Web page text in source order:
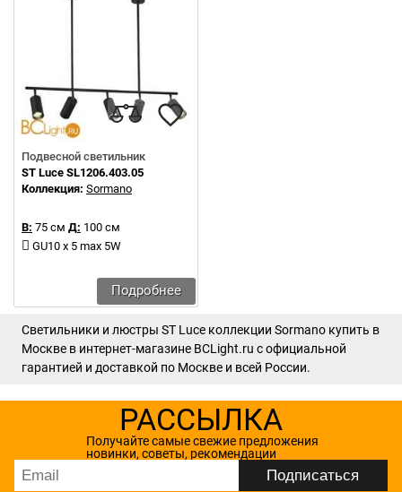
Подвесной светильник
ST Luce SL1206.403.05
Коллекция: Sormano
В: 75 см Д: 100 см
GU10 x 5 max 5W
Подробнее
Светильники и люстры ST Luce коллекции Sormano купить в
Москве в интернет-магазине BCLight.ru с официальной
гарантией и доставкой по Москве и всей России.
РАССЫЛКА
Получайте самые свежие предложения
новинки, советы, рекомендации